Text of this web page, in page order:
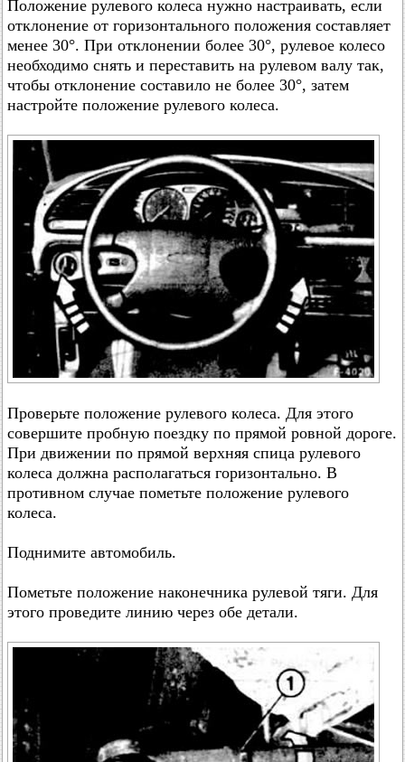
Положение рулевого колеса нужно настраивать, если
отклонение от горизонтального положения составляет
менее 30°. При отклонении более 30°, рулевое колесо
необходимо снять и переставить на рулевом валу так,
чтобы отклонение составило не более 30°, затем
настройте положение рулевого колеса.
Проверьте положение рулевого колеса. Для этого
совершите пробную поездку по прямой ровной дороге.
При движении по прямой верхняя спица рулевого
колеса должна располагаться горизонтально. В
противном случае пометьте положение рулевого
колеса.
Поднимите автомобиль.
Пометьте положение наконечника рулевой тяги. Для
этого проведите линию через обе детали.